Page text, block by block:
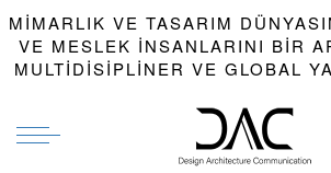
MIMARLIK VE TASARIM
VE MESLEK INSANLARINI BIR
MULTIDISIPLINER VE GLOBAL